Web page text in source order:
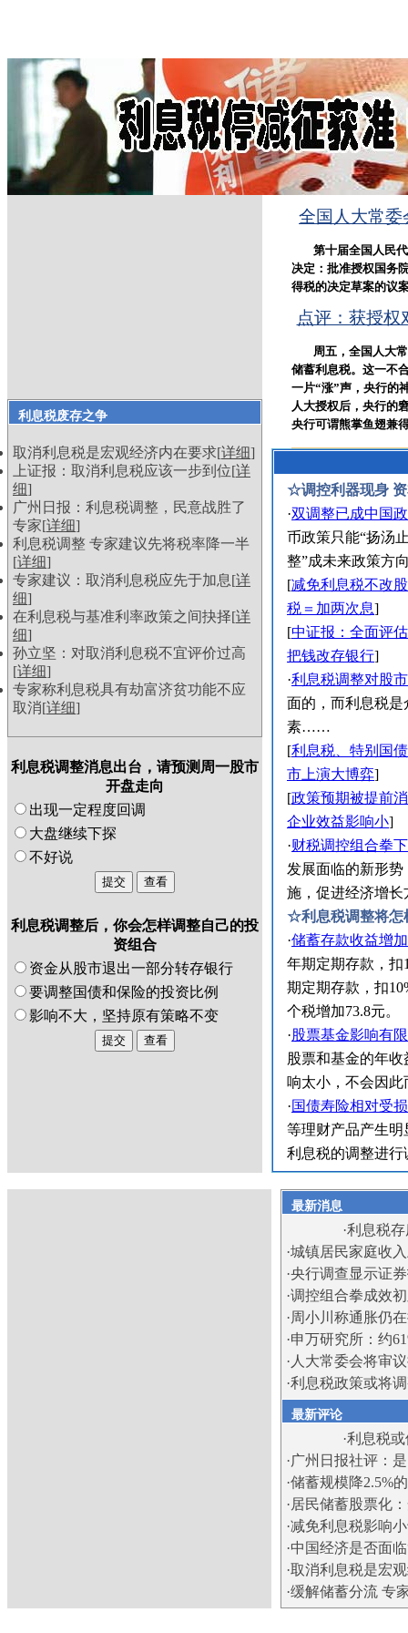
利息税废存之争
取消利息税是宏观经济内在要求[详细]
上证报：取消利息税应该一步到位[详
细]
广州日报：利息税调整，民意战胜了
专家[详细]
利息税调整 专家建议先将税率降一半
[详细]
专家建议：取消利息税应先于加息[详
细]
在利息税与基准利率政策之间抉择[详
细]
孙立坚：对取消利息税不宜评价过高
[详细]
专家称利息税具有劫富济贫功能不应
取消[详细]
利息税调整消息出台，请预测周一股市
开盘走向
出现一定程度回调
大盘继续下探
不好说
利息税调整后，你会怎样调整自己的投
资组合
资金从股市退出一部分转存银行
要调整国债和保险的投资比例
影响不大，坚持原有策略不变
全国人大常
第十届全国人民
决定：批准授权国务
得税的决定草案的议
点评：获授权
周五，全国人大
储蓄利息税。这一不
一片“涨”声，央行的
人大授权后，央行的
央行可谓熊掌鱼翅兼
☆调控利器现身
·双调整已成中国
币政策只能“扬汤
整”成未来政策
[减免利息税不改
税＝加两次息]
[中证报：全面评
把钱改存银行]
·利息税调整对股
面的，而利息税
素……
[利息税、特别国
市上演大博弈]
[政策预期被提前
企业效益影响小]
·财税调控组合拳
发展面临的新形
施，促进经济增
☆利息税调整将
·储蓄存款收益增加
年期定期存款，扣
期定期存款，扣
个税增加73.8元。
·股票基金影响有限
股票和基金的年
响太小，不会因
·国债寿险相对受损
等理财产品产生
利息税的调整进行
最新消息
·利息税
·城镇居民家庭收
·央行调查显示证
·调控组合拳成效
·周小川称通胀仍
·申万研究所：约
· 人大常委会将审
·利息税政策或将
最新评论
·利息税
·广州日报社评：
·储蓄规模降2.5%
·居民储蓄股票化
·减免利息税影响
·中国经济是否面
·取消利息税是宏
·缓解储蓄分流 专